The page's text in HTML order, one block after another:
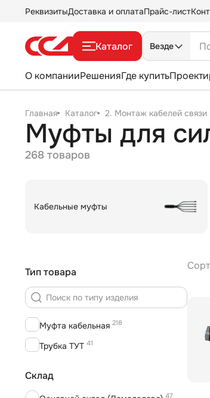
РеквизитыДоставка и оплатаПрайс-лист
Каталог Везде
О компанииРешенияГде купить
Главная Каталог 2. Монтаж кабелей связи
Муфты для
268 товаров
Кабельные муфты
Тип товара
Муфта кабельная 218
Трубка ТУТ 41
Склад
47